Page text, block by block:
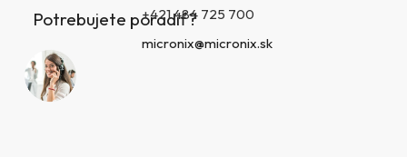
Potrebujete poradiť?+421 484 725 700
micronix@micronix.sk